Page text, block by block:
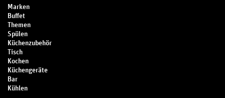
Marken
Buffet
Themen
Spülen
Küchenzubehör
Tisch
Kochen
Küchengeräte
Bar
Kühlen